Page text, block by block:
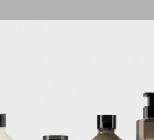
Cubre 100% las canas. Le
Aporta docilidad, suavidad y
aporta cuerpo y lo revitaliza. El